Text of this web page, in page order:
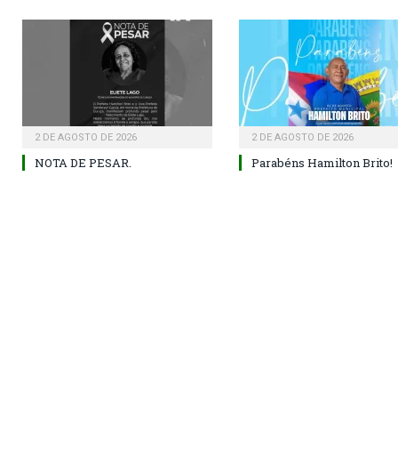
2 DE AGOSTO DE 2026
NOTA DE PESAR.
2 DE AGOSTO DE 2026
Parabéns Hamilton Brito!